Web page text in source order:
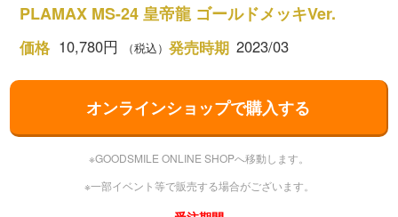
PLAMAX MS-24 皇帝龍 ゴールドメッキVer.
価格 10,780円 （税込） 発売時期 2023/03
オンラインショップで購入する
※GOODSMILE ONLINE SHOPへ移動します。
※一部イベント等で販売する場合がございます。